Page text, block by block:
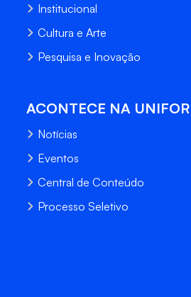
Institucional
Cultura e Arte
Pesquisa e Inovação
ACONTECE NA UNIFOR
Notícias
Eventos
Central de Conteúdo
Processo Seletivo